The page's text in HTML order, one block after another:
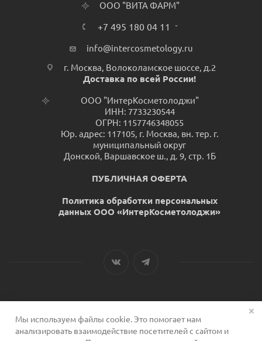
ООО "ВИТА ФАРМ"
+7 495 180 04 11
info@intercosmetology.ru
г. Москва, Волоколамское шоссе, д.2
Доставка по всей России!
ООО "ИнтерКосметолоджи"
ИНН: 7733230544
ОГРН: 1157746348055
Юр. адрес: 117105, г. Москва, вн. тер. г.
муниципальный округ
Донской, Варшавское ш., д. 9, стр. 1Б
ПУБЛИЧНАЯ ОФЕРТА
Политика обработки персональных
данных ООО «ИнтерКосметолоджи»
2026 © Сервис для косметологов
Мы используем файлы cookie. Это помогает нам
анализировать взаимодействие посетителей с сайтом и